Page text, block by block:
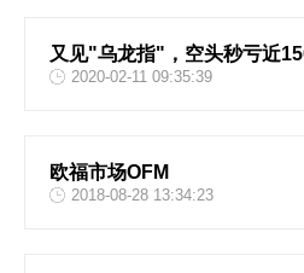
又见"乌龙指"，空头秒亏近
2020-02-11 09:35:39
欧福市场OFM
2018-08-28 13:34:23